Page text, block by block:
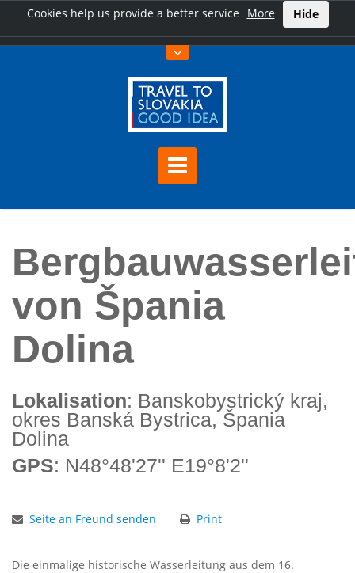
Cookies help us provide a better service More Hide
Bergbauwasserleitung von Špania Dolina
von Špania
Dolina
Lokalisation: Banskobystrický kraj,
okres Banská Bystrica, Špania
Dolina
GPS: N48°48'27'' E19°8'2''
Seite an Freund senden Print
Die einmalige historische Wasserleitung aus dem 16.